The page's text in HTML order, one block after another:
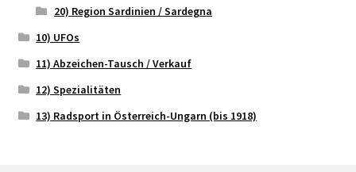
20) Region Sardinien / Sardegna
10) UFOs
11) Abzeichen-Tausch / Verkauf
12) Spezialitäten
13) Radsport in Österreich-Ungarn (bis 1918)